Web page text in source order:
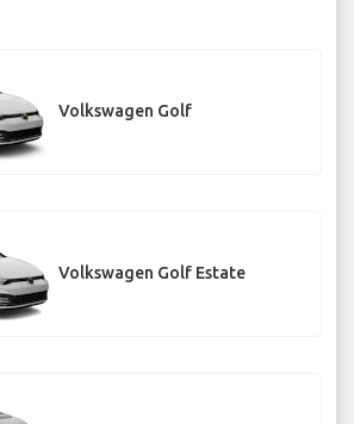
Volkswagen Golf
Volkswagen Golf Estate